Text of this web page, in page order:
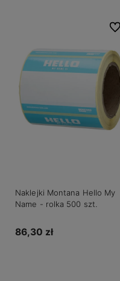
Naklejki Montana Hello My
Name - rolka 500 szt.
86,30 zł
Do